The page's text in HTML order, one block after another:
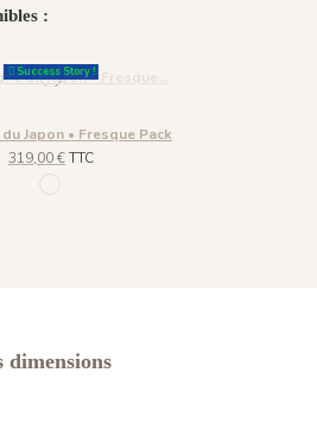
:
Success Story !
Japon • Fresque Pack
319,00 €TTC
dimensions